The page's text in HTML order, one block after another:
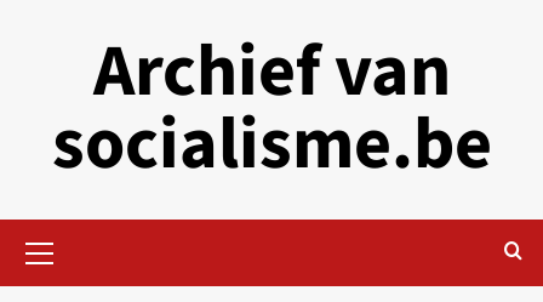
Archief van
socialisme.be
Menu